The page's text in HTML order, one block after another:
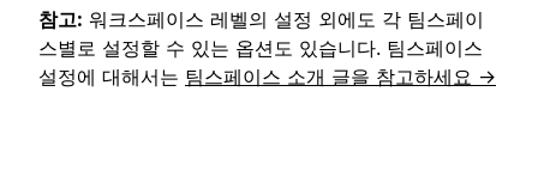
참고: 워크스페이스 레벨의 설정 외에도 각 팀스페이
스별로 설정할 수 있는 옵션도 있습니다. 팀스페이스
설정에 대해서는 팀스페이스 소개 글을 참고하세요 →